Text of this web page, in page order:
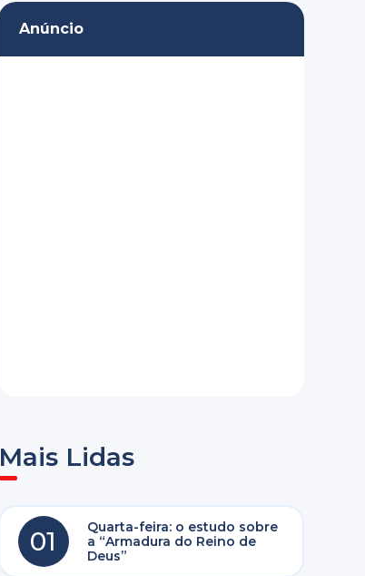
Anúncio
Mais Lidas
01
Quarta-feira: o estudo sobre
a “Armadura do Reino de
Deus”